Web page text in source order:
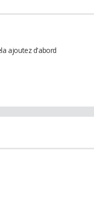
ajoutez d'abord